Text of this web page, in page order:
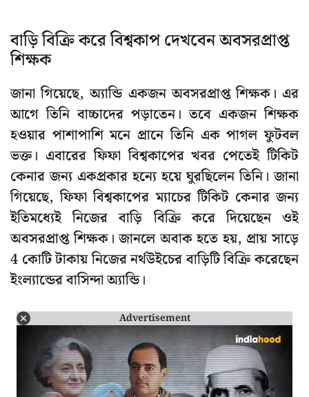
বাড়ি বিক্রি করে বিশ্বকাপ দেখবেন অবসরপ্রাপ্ত
শিক্ষক
জানা গিয়েছে, অ্যান্ডি একজন অবসরপ্রাপ্ত শিক্ষক। এর
আগে তিনি বাচ্চাদের পড়াতেন। তবে একজন শিক্ষক
হওয়ার পাশাপাশি মনে প্রানে তিনি এক পাগল ফুটবল
ভক্ত। এবারের ফিফা বিশ্বকাপের খবর পেতেই টিকিট
কেনার জন্য একপ্রকার হন্যে হয়ে ঘুরছিলেন তিনি। জানা
গিয়েছে, ফিফা বিশ্বকাপের ম্যাচের টিকিট কেনার জন্য
ইতিমধ্যেই নিজের বাড়ি বিক্রি করে দিয়েছেন ওই
অবসরপ্রাপ্ত শিক্ষক। জানলে অবাক হতে হয়, প্রায় সাড়ে
4 কোটি টাকায় নিজের নর্থউইচের বাড়িটি বিক্রি করেছেন
ইংল্যান্ডের বাসিন্দা অ্যান্ডি।
Advertisement